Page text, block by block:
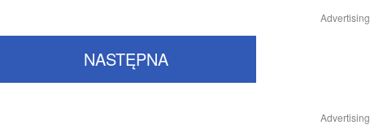
Advertising
NASTĘPNA
Advertising